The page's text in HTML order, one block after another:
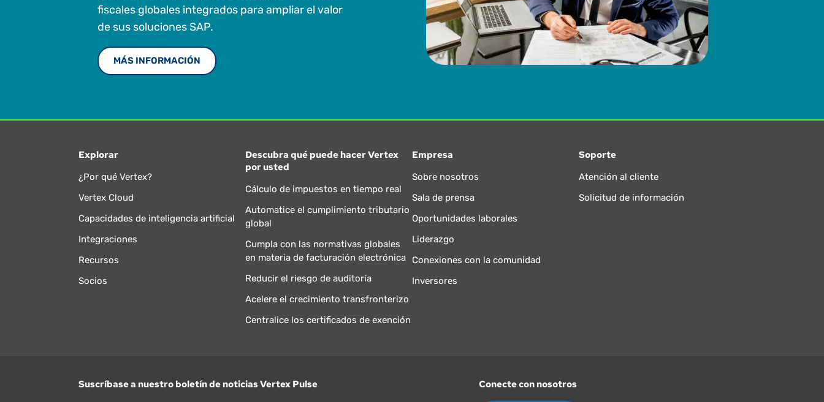
fiscales globales integrados para ampliar el valor
de sus soluciones SAP.
MÁS INFORMACIÓN
Explorar
¿Por qué Vertex?
Vertex Cloud
Capacidades de inteligencia artificial
Integraciones
Recursos
Socios
Descubra qué puede hacer Vertex
por usted
Cálculo de impuestos en tiempo real
Automatice el cumplimiento tributario
global
Cumpla con las normativas globales
en materia de facturación electrónica
Reducir el riesgo de auditoría
Acelere el crecimiento transfronterizo
Centralice los certificados de exención
Empresa
Sobre nosotros
Sala de prensa
Oportunidades laborales
Liderazgo
Conexiones con la comunidad
Inversores
Soporte
Atención al cliente
Solicitud de información
Suscríbase a nuestro boletín de noticias Vertex Pulse Conecte con nosotros